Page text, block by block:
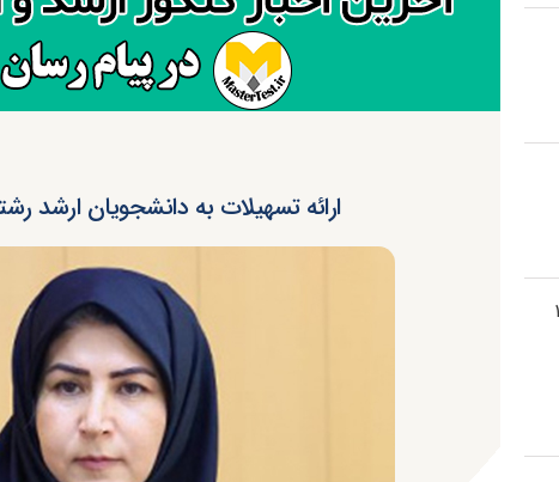
ارائه تسهیلات به دانشجویان ارشد